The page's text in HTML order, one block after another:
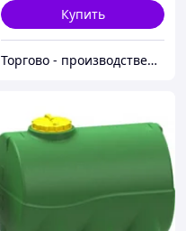
Купить
Торгово - производственная компания "Центр Пласт"